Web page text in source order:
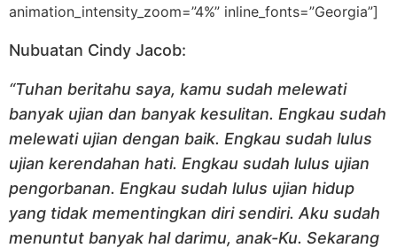
animation_intensity_zoom=”4%” inline_fonts=”Georgia”]
Nubuatan Cindy Jacob:
“Tuhan beritahu saya, kamu sudah melewati
banyak ujian dan banyak kesulitan. Engkau sudah
melewati ujian dengan baik. Engkau sudah lulus
ujian kerendahan hati. Engkau sudah lulus ujian
pengorbanan. Engkau sudah lulus ujian hidup
yang tidak mementingkan diri sendiri. Aku sudah
menuntut banyak hal darimu, anak-Ku. Sekarang